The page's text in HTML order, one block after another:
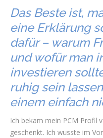
Das Beste ist,
eine Erklärung
dafür – warum
und wofür man
investieren
ruhig sein
einem einfach
Ich bekam mein PCM Profil
geschenkt. Ich wusste im